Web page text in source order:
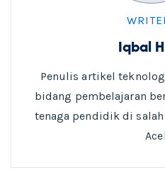
Iqbal
Penulis artikel
bidang pembelajaran
tenaga pendidik di